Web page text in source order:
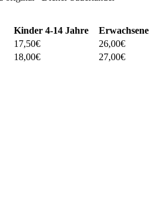
Kinder4-14 Jahre
Erwachsene
17,50€
26,00€
18,00€ 27,00€